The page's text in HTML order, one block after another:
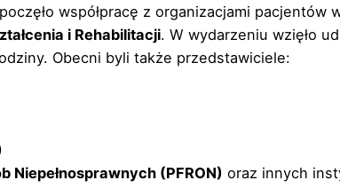
współpracę z organizacjami pacjentów
i Rehabilitacji. W wydarzeniu wzięło
Obecni byli także przedstawiciele:
Niepełnosprawnych (PFRON) oraz innych